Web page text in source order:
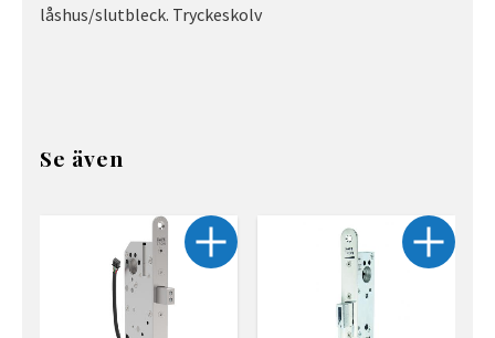
låshus/slutbleck. Tryckeskolv
Se även